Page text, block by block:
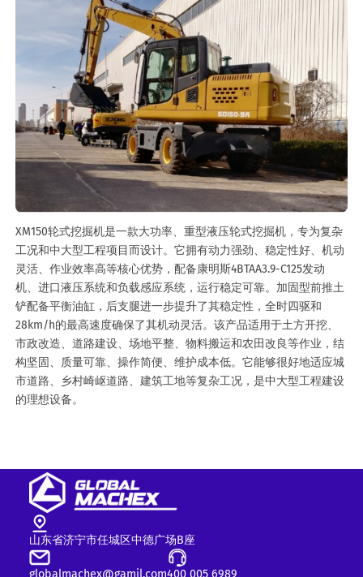
XM150轮式挖掘机是一款大功率、重型液压轮式挖掘机，专为复杂
工况和中大型工程项目而设计。它拥有动力强劲、稳定性好、机动
灵活、作业效率高等核心优势，配备康明斯4BTAA3.9-C125发动
机、进口液压系统和负载感应系统，运行稳定可靠。加固型前推土
铲配备平衡油缸，后支腿进一步提升了其稳定性，全时四驱和
28km/h的最高速度确保了其机动灵活。该产品适用于土方开挖、
市政改造、道路建设、场地平整、物料搬运和农田改良等作业，结
构坚固、质量可靠、操作简便、维护成本低。它能够很好地适应城
市道路、乡村崎岖道路、建筑工地等复杂工况，是中大型工程建设
的理想设备。
山东省济宁市任城区中德广场B座